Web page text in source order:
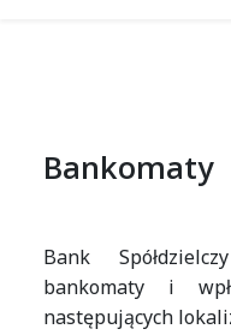
Bankomaty
Bank
bankomaty i
następujących